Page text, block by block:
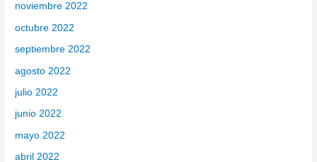
noviembre 2022
octubre 2022
septiembre 2022
agosto 2022
julio 2022
junio 2022
mayo 2022
abril 2022